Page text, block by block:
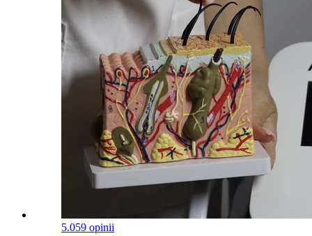
5.059 opinii